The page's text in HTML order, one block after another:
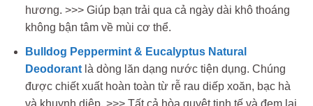
hương. >>> Giúp bạn trải qua cả ngày dài khô thoáng
không bận tâm về mùi cơ thể.
Bulldog Peppermint & Eucalyptus Natural
Deodorantlà dòng lăn dạng nước tiện dụng. Chúng
được chiết xuất hoàn toàn từ ​​rễ rau diếp xoăn, bạc hà
và khuynh diệp. >>> Tất cả hòa quyệt tinh tế và đem lại